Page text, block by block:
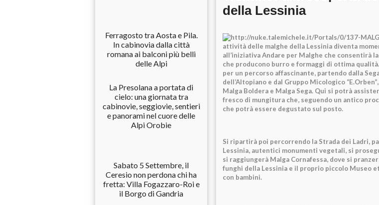
Ferragosto tra Aosta e Pila.
In cabinovia dalla città
romana ai balconi più belli
delle Alpi
La Presolana a portata di
cielo: una giornata tra
cabinovie, seggiovie, sentieri
e panorami nel cuore delle
Alpi Orobie
Sabato 5 Settembre, il
Ceresio non perdona chi ha
fretta: Villa Fogazzaro-Roi e
il Borgo di Gandria
della Lessinia
attività delle malghe della Lessinia diventa
all’iniziativa Andare per Malghe che consentirà
che producono burro e formaggi di ottima
per un percorso affascinante, partendo dalla
dell’Altopiano e dal Gruppo Micologico
Malga Boldera e Malga Sega. Qui si potrà
fresco di mungitura che, seguendo un antico
che potrà essere degustato sul posto.
Si ripartirà poi percorrendo la Strada dei Ladri,
Lessinia, autentici monumenti vegetali, si
si raggiungerà Malga Cornafessa, dove si
funghi della Lessinia e il proprio piccolo Museo
con bambini.